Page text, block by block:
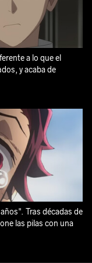
a lo que el
y acaba de
Tras décadas de
las pilas con una